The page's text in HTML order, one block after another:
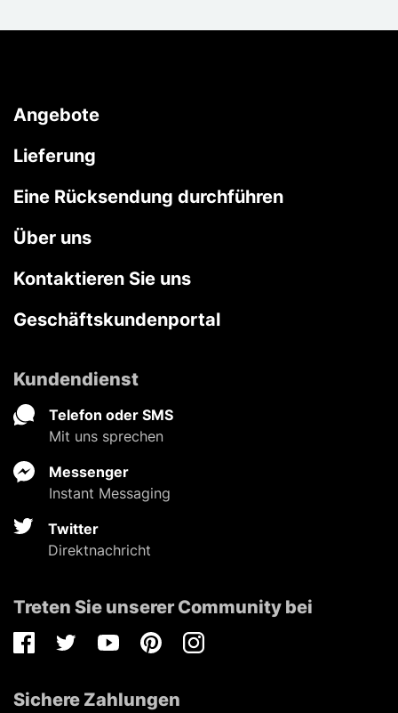
Angebote
Lieferung
Eine Rücksendung durchführen
Über uns
Kontaktieren Sie uns
Geschäftskundenportal
Kundendienst
Telefon oder SMS
Mit uns sprechen
Messenger
Instant Messaging
Twitter
Direktnachricht
Treten Sie unserer Community bei
FacebookTwitterYoutubePinterestInstagram
Sichere Zahlungen